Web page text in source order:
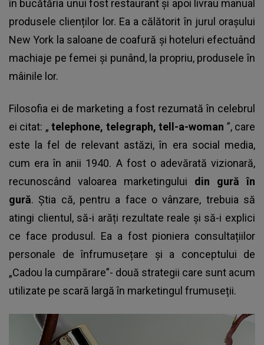
în bucătăria unui fost restaurant și apoi livrau manual
produsele clienților lor. Ea a călătorit în jurul orașului
New York la saloane de coafură și hoteluri efectuând
machiaje pe femei și punând, la propriu, produsele în
mâinile lor.
Filosofia ei de marketing a fost rezumată în celebrul
ei citat: „telephone, telegraph, tell-a-woman ”, care
este la fel de relevant astăzi, în era social media,
cum era în anii 1940. A fost o adevărată vizionară,
recunoscând valoarea marketingului din gură în
gură. Știa că, pentru a face o vânzare, trebuia să
atingi clientul, să-i arăți rezultate reale și să-i explici
ce face produsul. Ea a fost pioniera consultațiilor
personale de înfrumusețare și a conceptului de
„Cadou la cumpărare”- două strategii care sunt acum
utilizate pe scară largă în marketingul frumuseții.